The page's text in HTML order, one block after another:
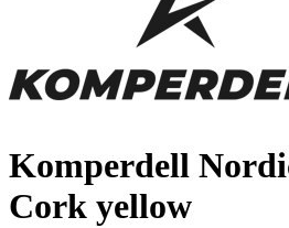
Komperdell
Cork yellow